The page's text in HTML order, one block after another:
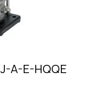
A-E-HQQE